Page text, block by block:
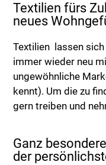
Textilien fürs
neues
Textilien lassen
immer wieder neu
ungewöhnliche
kennt). Um die zu
gern treiben und
Ganz
der